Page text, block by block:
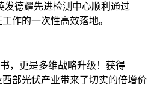
发德耀先进检测中心顺利通过
作的一次性高效落地。
，更是多维战略升级！ 获得
部光伏产业带来了切实的倍增价